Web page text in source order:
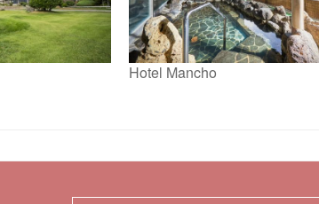
Hotel Mancho